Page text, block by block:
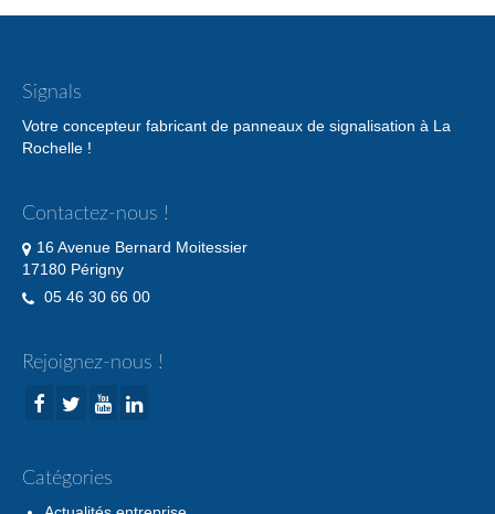
Signals
Votre concepteur fabricant de panneaux de signalisation à La
Rochelle !
Contactez-nous !
16 Avenue Bernard Moitessier
17180 Périgny
05 46 30 66 00
Rejoignez-nous !
Catégories